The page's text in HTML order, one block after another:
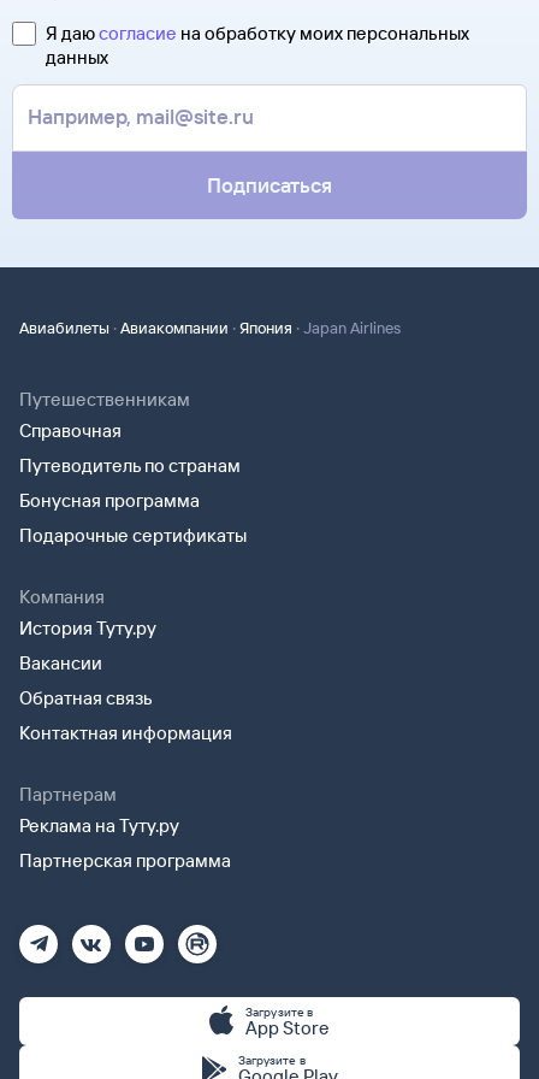
полете.
Туту.ру высылает маршрутную квитанцию по электронной
почте. Советуем распечатать ее и взять с собой в аэропорт.
за границей, хотя для посадки в самолет вам понадобится
только паспорт.
свою ситуацию. С вами свяжутся наши специалисты.
В письме, которое вы получите после заказа, будут
контакты агентства-партнера, через которое оформлен
билет. Вы можете связаться с ним напрямую.
Я даюсогласие на обработку моих персональных
данных
Подписаться
Авиабилеты ·Авиакомпании ·Япония ·Japan Airlines
Путешественникам
Справочная
Путеводитель по странам
Бонусная программа
Подарочные сертификаты
Компания
История Туту.ру
Вакансии
Обратная связь
Контактная информация
Партнерам
Реклама на Туту.ру
Партнерская программа
Загрузите в
App Store
Загрузите в